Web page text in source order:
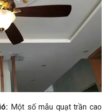
Một số mẫu quạt trần cao